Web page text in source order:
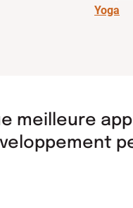
Yoga
meilleure